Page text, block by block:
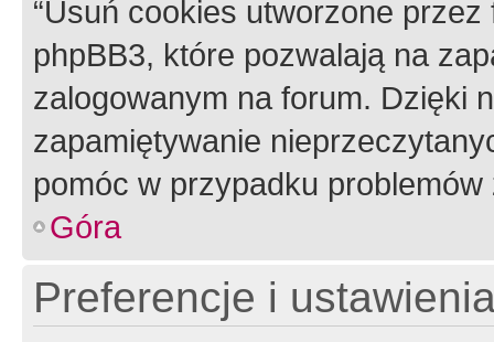
“Usuń cookies utworzone
phpBB3, które pozwalają na
zalogowanym na forum. Dzięki
zapamiętywanie
pomóc w przypadku
Góra
Preferencje i